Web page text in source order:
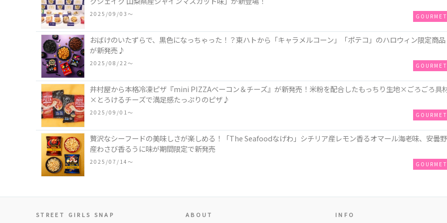
2025/09/03〜 GOURMET
おばけのいたずらで、黒色になっちゃった！？東ハトから「キャラメルコーン」「ポテコ」のハロウィン限定商品
が新発売♪
2025/08/22〜 GOURMET
井村屋から本格冷凍ピザ『mini PIZZAベーコン＆チーズ』が新発売！米粉を配合したもっちり生地×ごろごろ具
×とろけるチーズで満足感たっぷりのピザ♪
2025/09/01〜 GOURMET
贅沢なシーフードの美味しさが楽しめる！「The Seafoodなげわ」シチリア産レモン香るオマール海老味、安曇野
産わさび香るうに味が期間限定で新発売
2025/07/14〜 GOURMET
STREET GIRLS SNAP ABOUT INFO